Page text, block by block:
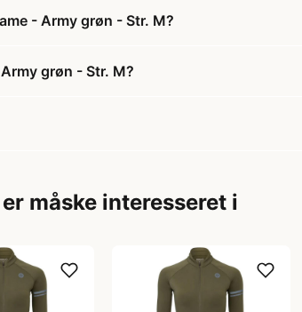
- Army grøn - Str. M?
grøn - Str. M?
er måske interesseret i